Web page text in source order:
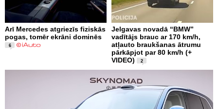
Arī Mercedes atgriezīs fiziskās
pogas, tomēr ekrāni dominēs
6
Jelgavas novadā “BMW”
vadītājs brauc ar 170 km/h,
atļauto braukšanas ātrumu
pārkāpjot par 80 km/h (+
VIDEO)
2